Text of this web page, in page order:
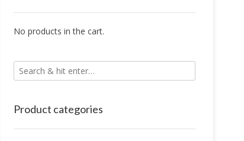
No products in the cart.
Product categories